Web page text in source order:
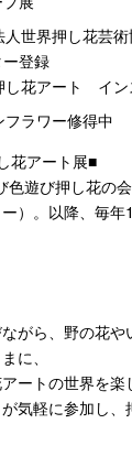
世界押し花芸
登録
し花アート イン
ラワー修得中
花アート展■
遊び押し花の
）。以降、毎年
がら、野の花
に、
ートの世界を楽
気軽に参加し